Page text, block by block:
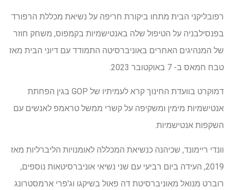
רפובליקני הבית מתחו ביקורת חריפה על נשיאת מכללת הרפורד
בפנסילבניה על הטיפול שלה באנטישמיות בקמפוס, משחק חוזר
של המנהיגים האחרים באוניברסיטה התמודד עם דיוני הבית מאז
טבח חמאס ב- 7 באוקטובר 2023.
דמוקרט בוועדת החינוך קרא לעמיתיו של GOP בגין הפחתת
אנטישמיות מימין ומשקיפה על קשרי ממשל טראמפ לאנשים עם
השקפות אנטישמיות.
וונדי ריימונד, שכיהנה כנשיאת המכללה לאומנויות הליברליות מאז
2019, העידה ביום רביעי עם שני נשיאי אוניברסיטאות נוספים,
רוברט מנואל מאוניברסיטת דה פאול בשיקגו וג'פרי ארמסטרונג